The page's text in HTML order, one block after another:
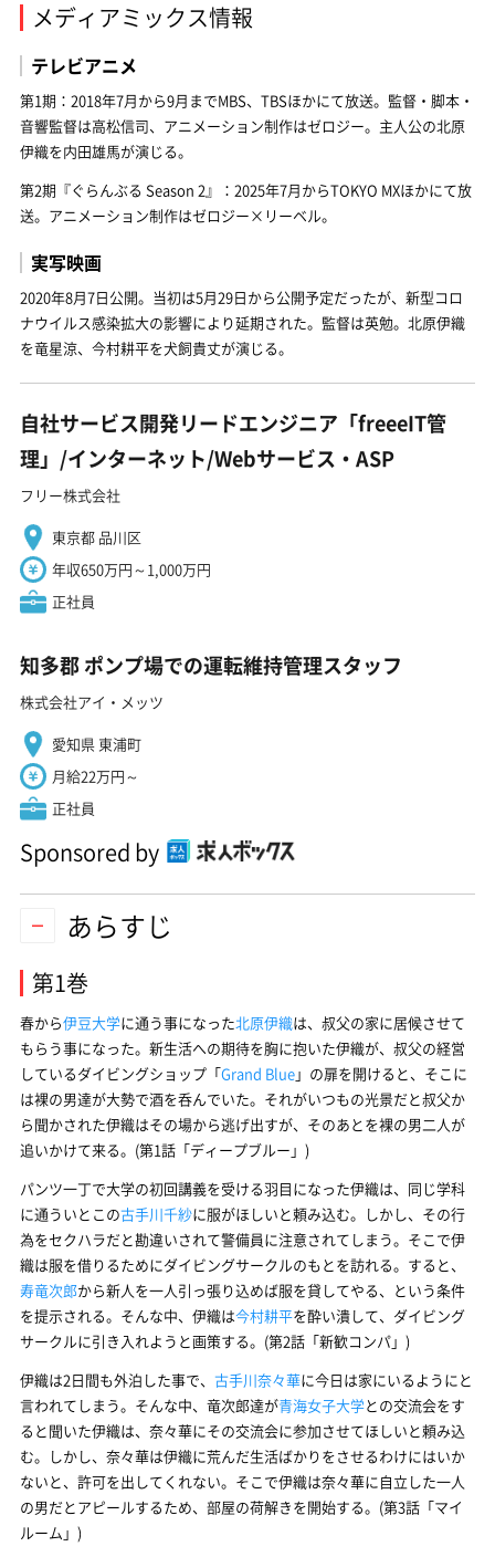
メディアミックス情報
テレビアニメ
第1期：2018年7月から9月までMBS、TBSほかにて放送。監督・脚本・
音響監督は高松信司、アニメーション制作はゼロジー。主人公の北原
伊織を内田雄馬が演じる。
第2期『ぐらんぶる Season 2』：2025年7月からTOKYO MXほかにて放
送。アニメーション制作はゼロジー×リーベル。
実写映画
2020年8月7日公開。当初は5月29日から公開予定だったが、新型コロ
ナウイルス感染拡大の影響により延期された。監督は英勉。北原伊織
を竜星涼、今村耕平を犬飼貴丈が演じる。
自社サービス開発リードエンジニア「freeeIT管
理」/インターネット/Webサービス・ASP
フリー株式会社
東京都 品川区
年収650万円～1,000万円
正社員
知多郡 ポンプ場での運転維持管理スタッフ
株式会社アイ・メッツ
愛知県 東浦町
月給22万円～
正社員
Sponsored by
あらすじ
第1巻
春から伊豆大学に通う事になった北原伊織は、叔父の家に居候させて
もらう事になった。新生活への期待を胸に抱いた伊織が、叔父の経営
しているダイビングショップ「Grand Blue」の扉を開けると、そこに
は裸の男達が大勢で酒を呑んでいた。それがいつもの光景だと叔父か
ら聞かされた伊織はその場から逃げ出すが、そのあとを裸の男二人が
追いかけて来る。(第1話「ディープブルー」)
パンツ一丁で大学の初回講義を受ける羽目になった伊織は、同じ学科
に通ういとこの古手川千紗に服がほしいと頼み込む。しかし、その行
為をセクハラだと勘違いされて警備員に注意されてしまう。そこで伊
織は服を借りるためにダイビングサークルのもとを訪れる。すると、
寿竜次郎から新人を一人引っ張り込めば服を貸してやる、という条件
を提示される。そんな中、伊織は今村耕平を酔い潰して、ダイビング
サークルに引き入れようと画策する。(第2話「新歓コンパ」)
伊織は2日間も外泊した事で、 古手川奈々華に今日は家にいるようにと
言われてしまう。そんな中、竜次郎達が青海女子大学との交流会をす
ると聞いた伊織は、奈々華にその交流会に参加させてほしいと頼み込
む。しかし、奈々華は伊織に荒んだ生活ばかりをさせるわけにはいか
ないと、許可を出してくれない。そこで伊織は奈々華に自立した一人
の男だとアピールするため、部屋の荷解きを開始する。(第3話「マイ
ルーム」)